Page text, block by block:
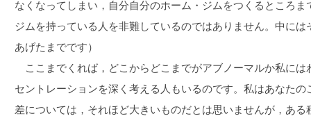
なくなってしまい，自分自分のホーム・ジムをつくるところ
ジムを持っている人を非難しているのではありません。中に
あげたまでです）
ここまでくれば，どこからどこまでがアブノーマルか私には
セントレーションを深く考える人もいるのです。私はあなた
差については，それほど大きいものだとは思いませんが，あ